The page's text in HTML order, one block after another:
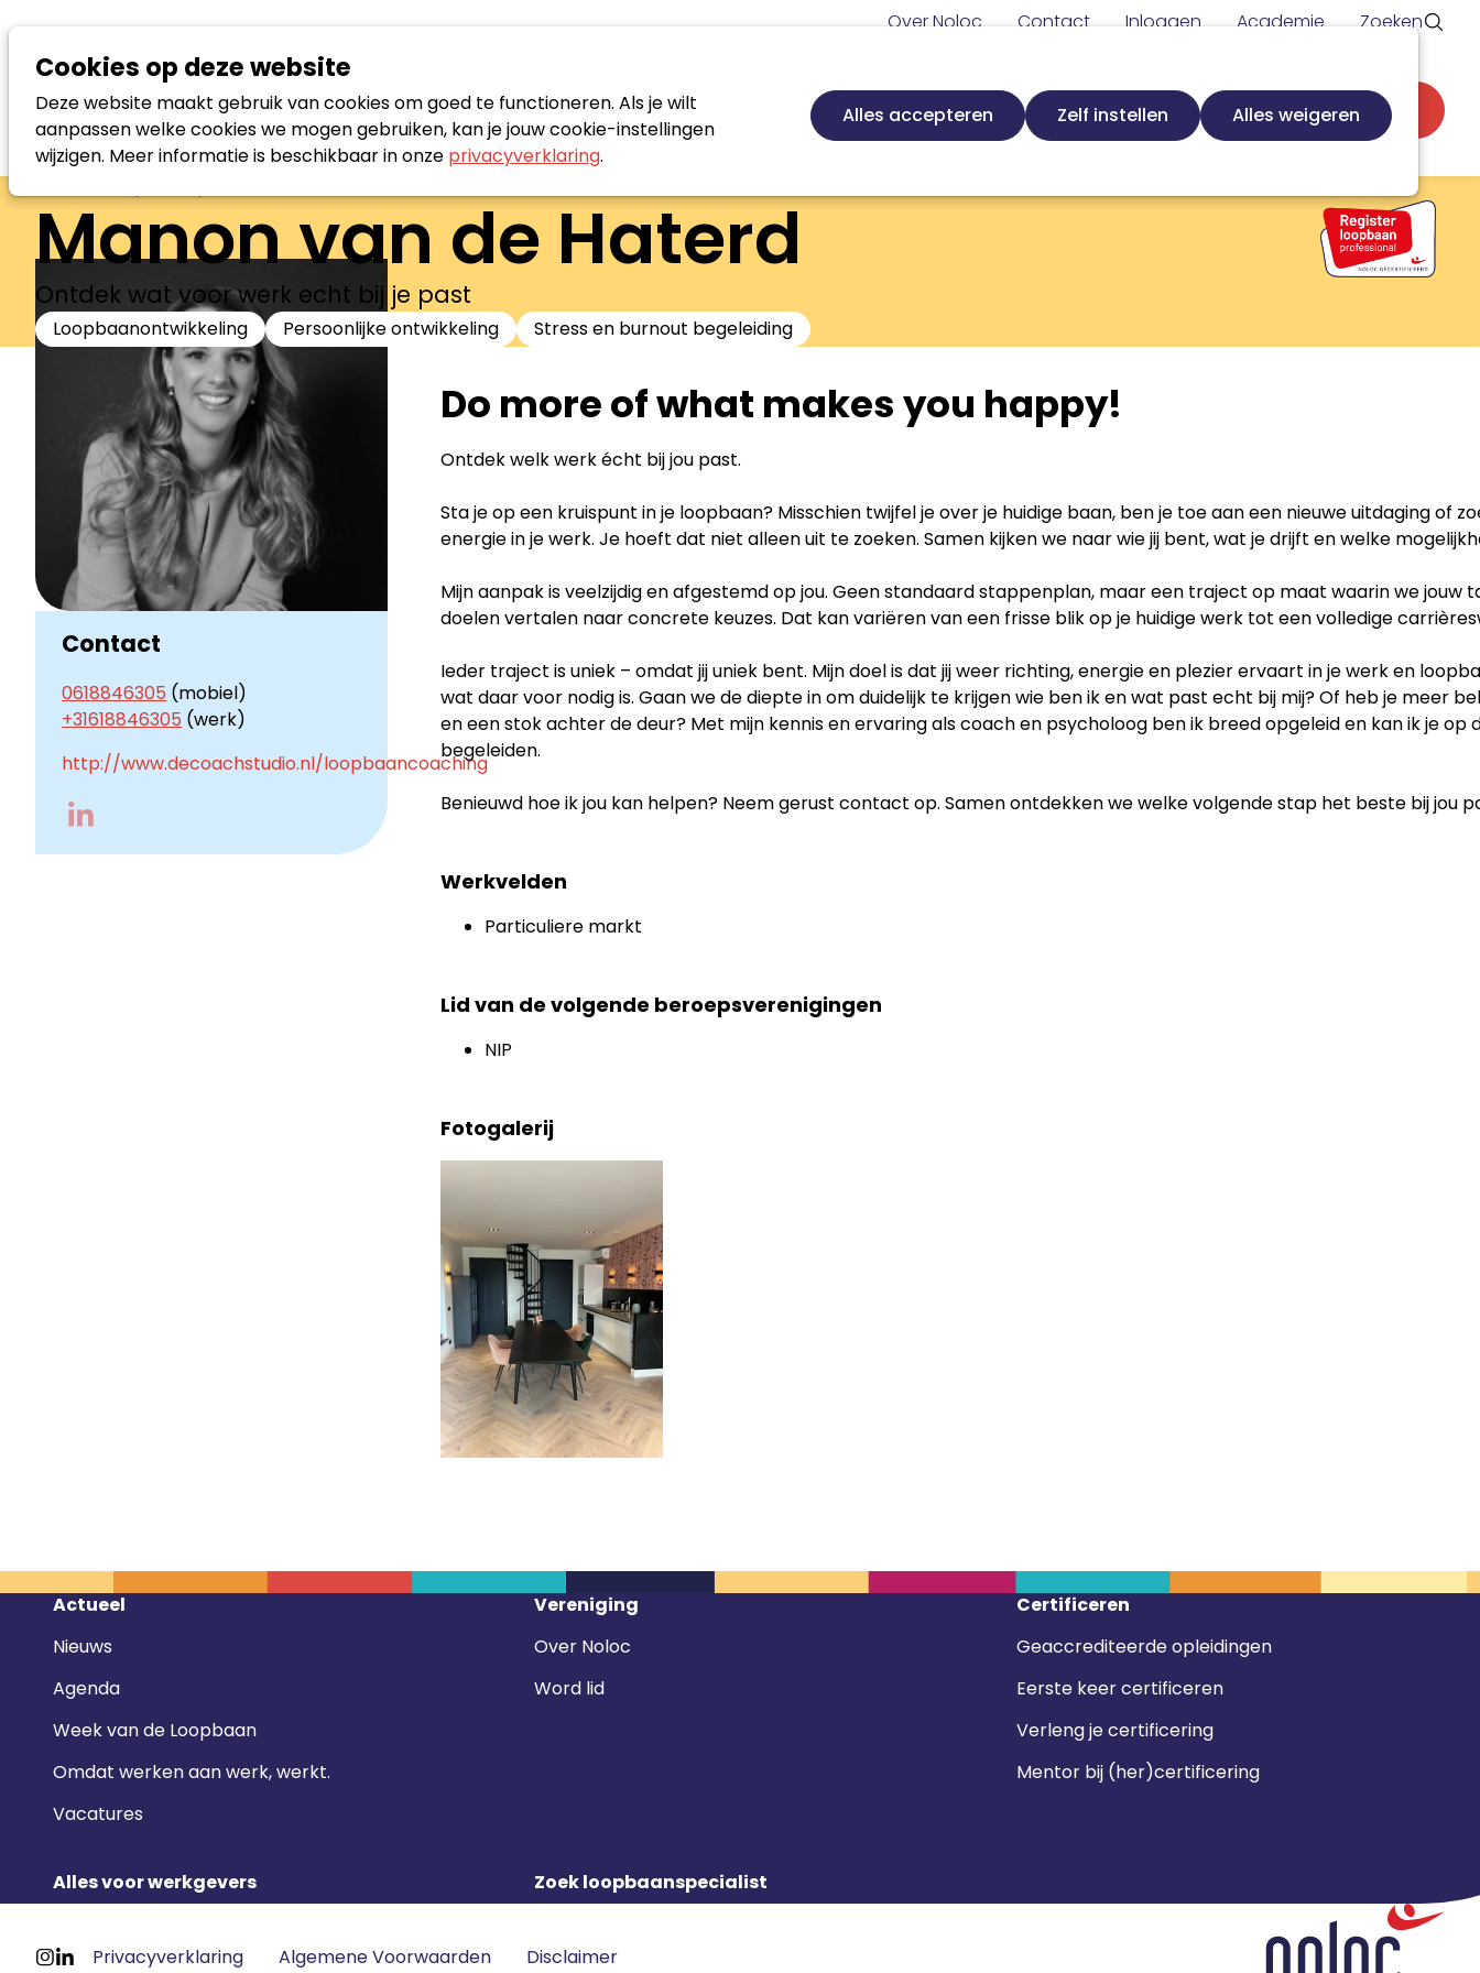
Cookies op deze website
Deze website maakt gebruik van cookies om goed te functioneren. Als je wilt
aanpassen welke cookies we mogen gebruiken, kan je jouw cookie-instellingen
wijzigen. Meer informatie is beschikbaar in onze privacyverklaring.
Alles accepteren Zelf instellen Alles weigeren
Nieuws Agenda Certificeren Vakgebied
Secundaire
navigatieZoek loopbaanspecialist Word lid
Meta
Over Noloc Contact Inloggen Academie Zoeken
Manon van de Haterd
Ontdek wat voor werk echt bij je past
Loopbaanontwikkeling Persoonlijke ontwikkeling Stress en burnout begeleiding
Contact
0618846305 (mobiel)
+31618846305 (werk)
http://www.decoachstudio.nl/loopbaancoaching
Do more of what makes you happy!
Ontdek welk werk écht bij jou past.
Sta je op een kruispunt in je loopbaan? Misschien twijfel je over je huidige baan, ben je toe aan een nieuwe uitdaging of
energie in je werk. Je hoeft dat niet alleen uit te zoeken. Samen kijken we naar wie jij bent, wat je drijft en welke
Mijn aanpak is veelzijdig en afgestemd op jou. Geen standaard stappenplan, maar een traject op maat waarin we jouw
doelen vertalen naar concrete keuzes. Dat kan variëren van een frisse blik op je huidige werk tot een volledige
Ieder traject is uniek – omdat jij uniek bent. Mijn doel is dat jij weer richting, energie en plezier ervaart in je werk en
wat daar voor nodig is. Gaan we de diepte in om duidelijk te krijgen wie ben ik en wat past echt bij mij? Of heb je meer
en een stok achter de deur? Met mijn kennis en ervaring als coach en psycholoog ben ik breed opgeleid en kan ik je op
begeleiden.
Benieuwd hoe ik jou kan helpen? Neem gerust contact op. Samen ontdekken we welke volgende stap het beste bij jou
Werkvelden
Particuliere markt
Lid van de volgende beroepsverenigingen
NIP
Fotogalerij
Footer
Actueel
Nieuws
Agenda
Week van de Loopbaan
Omdat werken aan werk, werkt.
Vacatures
Vereniging
Over Noloc
Word lid
Certificeren
Geaccrediteerde opleidingen
Eerste keer certificeren
Verleng je certificering
Mentor bij (her)certificering
Alles voor werkgevers Zoek loopbaanspecialist
Footer
Privacyverklaring Algemene Voorwaarden Disclaimer